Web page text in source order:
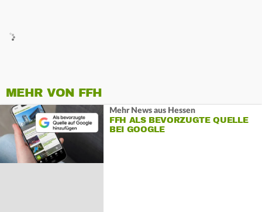
MEHR VON FFH
Mehr News aus Hessen
FFH ALS BEVORZUGTE QUELLE
BEI GOOGLE